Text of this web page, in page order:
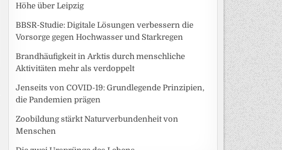
Höhe über Leipzig
BBSR-Studie: Digitale Lösungen verbessern die
Vorsorge gegen Hochwasser und Starkregen
Brandhäufigkeit in Arktis durch menschliche
Aktivitäten mehr als verdoppelt
Jenseits von COVID-19: Grundlegende Prinzipien,
die Pandemien prägen
Zoobildung stärkt Naturverbundenheit von
Menschen